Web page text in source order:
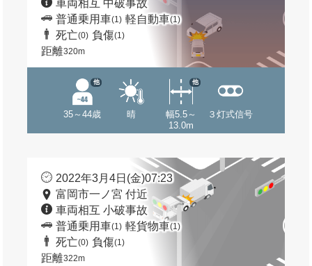
車両相互 中破事故
普通乗用車(1) 軽自動車(1)
死亡(0) 負傷(1)
距離320m
35～44歳
他
晴
幅5.5～
13.0m
他
３灯式信号
2022年3月4日(金)07:23
富岡市一ノ宮 付近
車両相互 小破事故
普通乗用車(1) 軽貨物車(1)
死亡(0) 負傷(1)
距離322m